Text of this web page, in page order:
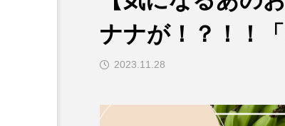
ナナが！？！！
2023.11.28